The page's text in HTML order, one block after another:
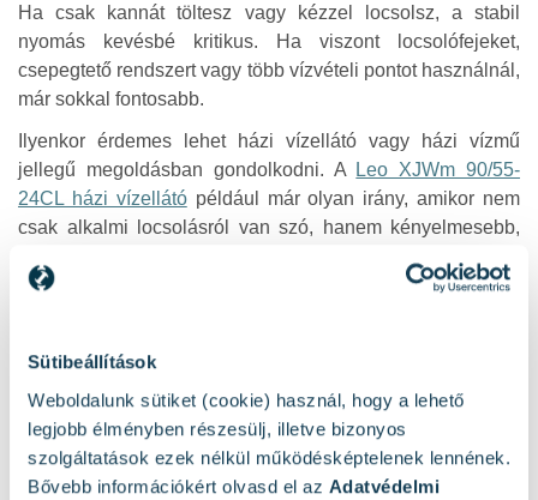
Sütibeállítások
Weboldalunk sütiket (cookie) használ, hogy a lehető
legjobb élményben részesülj, illetve bizonyos
szolgáltatások ezek nélkül működésképtelenek lennének.
Bővebb információkért olvasd el az Adatvédelmi
Ha csak kannát töltesz vagy kézzel locsolsz, a stabil
nyomás kevésbé kritikus. Ha viszont locsolófejeket,
csepegtető rendszert vagy több vízvételi pontot használnál,
már sokkal fontosabb.
Ilyenkor érdemes lehet házi vízellátó vagy házi vízmű
jellegű megoldásban gondolkodni. A
Leo XJWm 90/55-
24CL házi vízellátópéldául már olyan irány, amikor nem
csak alkalmi locsolásról van szó, hanem kényelmesebb,
apróság
Az esővíz elsőre tisztának tűnhet, de a tetőről, ereszből,
tartályból többféle apró szennyeződés kerülhet bele. Lehet
benne falevél, homok, por, apró kavics, algás lerakódás